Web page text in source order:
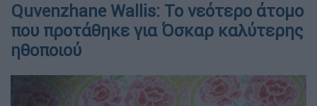
Quvenzhane Wallis: Το νεότερο άτομο
που προτάθηκε για Όσκαρ καλύτερης
ηθοποιού